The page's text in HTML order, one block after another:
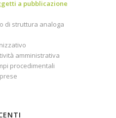
a pubblicazione
di struttura analoga
amministrativa
procedimentali